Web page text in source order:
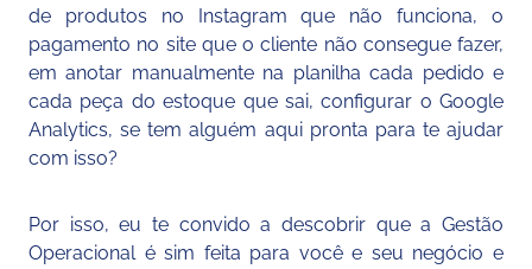
de produtos no Instagram que não funciona, o
pagamento no site que o cliente não consegue fazer,
em anotar manualmente na planilha cada pedido e
cada peça do estoque que sai, configurar o Google
Analytics, se tem alguém aqui pronta para te ajudar
com isso?
Por isso, eu te convido a descobrir que a Gestão
Operacional é sim feita para você e seu negócio e